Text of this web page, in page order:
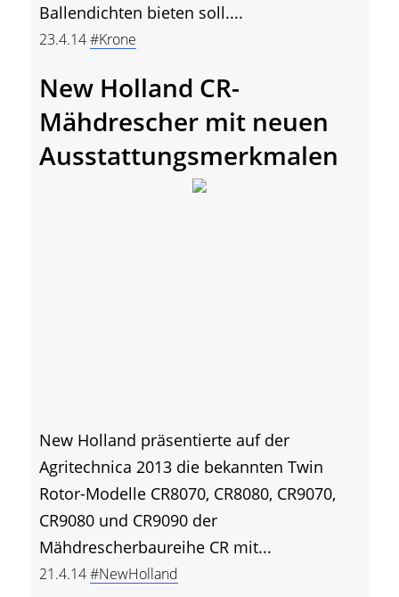
Ballendichten bieten soll....
23.4.14#Krone
New Holland CR-
Mähdrescher mit neuen
Ausstattungsmerkmalen
New Holland präsentierte auf der
Agritechnica 2013 die bekannten Twin
Rotor-Modelle CR8070, CR8080, CR9070,
CR9080 und CR9090 der
Mähdrescherbaureihe CR mit...
21.4.14#NewHolland